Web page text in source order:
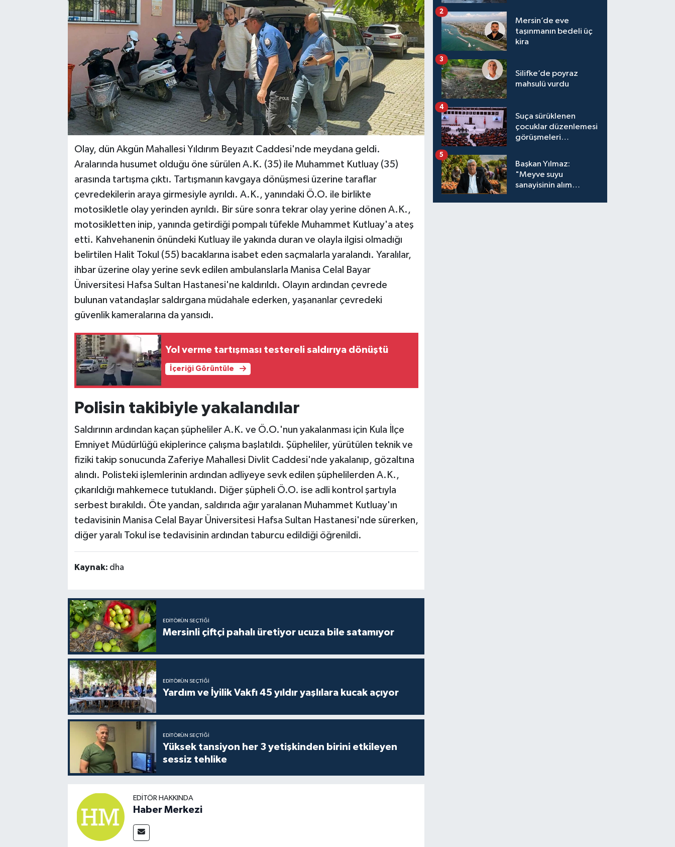
Olay, dün Akgün Mahallesi Yıldırım Beyazıt Caddesi'nde meydana geldi.
Aralarında husumet olduğu öne sürülen A.K. (35) ile Muhammet Kutluay (35)
arasında tartışma çıktı. Tartışmanın kavgaya dönüşmesi üzerine taraflar
çevredekilerin araya girmesiyle ayrıldı. A.K., yanındaki Ö.O. ile birlikte
motosikletle olay yerinden ayrıldı. Bir süre sonra tekrar olay yerine dönen A.K.,
motosikletten inip, yanında getirdiği pompalı tüfekle Muhammet Kutluay'a ateş
etti. Kahvehanenin önündeki Kutluay ile yakında duran ve olayla ilgisi olmadığı
belirtilen Halit Tokul (55) bacaklarına isabet eden saçmalarla yaralandı. Yaralılar,
ihbar üzerine olay yerine sevk edilen ambulanslarla Manisa Celal Bayar
Üniversitesi Hafsa Sultan Hastanesi'ne kaldırıldı. Olayın ardından çevrede
bulunan vatandaşlar saldırgana müdahale ederken, yaşananlar çevredeki
güvenlik kameralarına da yansıdı.
Yol verme tartışması testereli saldırıya dönüştü
İçeriği Görüntüle
Polisin takibiyle yakalandılar
Saldırının ardından kaçan şüpheliler A.K. ve Ö.O.'nun yakalanması için Kula İlçe
Emniyet Müdürlüğü ekiplerince çalışma başlatıldı. Şüpheliler, yürütülen teknik ve
fiziki takip sonucunda Zaferiye Mahallesi Divlit Caddesi'nde yakalanıp, gözaltına
alındı. Polisteki işlemlerinin ardından adliyeye sevk edilen şüphelilerden A.K.,
çıkarıldığı mahkemece tutuklandı. Diğer şüpheli Ö.O. ise adli kontrol şartıyla
serbest bırakıldı. Öte yandan, saldırıda ağır yaralanan Muhammet Kutluay'ın
tedavisinin Manisa Celal Bayar Üniversitesi Hafsa Sultan Hastanesi'nde sürerken,
diğer yaralı Tokul ise tedavisinin ardından taburcu edildiği öğrenildi.
Kaynak: dha
EDITÖRÜN SEÇTIĞI
Mersinli çiftçi pahalı üretiyor ucuza bile satamıyor
EDITÖRÜN SEÇTIĞI
Yardım ve İyilik Vakfı 45 yıldır yaşlılara kucak açıyor
EDITÖRÜN SEÇTIĞI
Yüksek tansiyon her 3 yetişkinden birini etkileyen
sessiz tehlike
EDITÖR HAKKINDA
Haber Merkezi
Mersin’de eve
taşınmanın bedeli üç
kira
2
Silifke’de poyraz
mahsulü vurdu
3
Suça sürüklenen
çocuklar düzenlemesi
görüşmeleri
4
Başkan Yılmaz:
"Meyve suyu
sanayisinin alım
5